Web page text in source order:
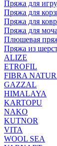
Пряжа для
Пряжа для
Пряжа для
Пряжа для
Плюшевая
Пряжа из
ALIZE
ETROFIL
FIBRA
GAZZAL
HIMALAYA
KARTOPU
NAKO
KUTNOR
VITA
WOOL SEA